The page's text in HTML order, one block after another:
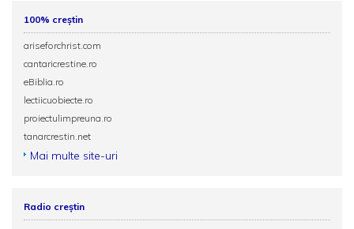
100% creștin
ariseforchrist.com
cantaricrestine.ro
eBiblia.ro
lectiicuobiecte.ro
proiectulimpreuna.ro
tanarcrestin.net
Mai multe site-uri
Radio creștin